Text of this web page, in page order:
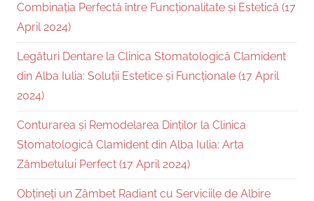
Combinația Perfectă între Funcționalitate și Estetică (17
April 2024)
Legături Dentare la Clinica Stomatologică Clamident
din Alba Iulia: Soluții Estetice și Funcționale (17 April
2024)
Conturarea și Remodelarea Dinților la Clinica
Stomatologică Clamident din Alba Iulia: Arta
Zâmbetului Perfect (17 April 2024)
Obțineți un Zâmbet Radiant cu Serviciile de Albire